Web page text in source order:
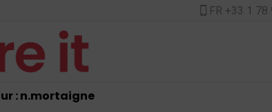
FR +33 1 78
: n.mortaigne